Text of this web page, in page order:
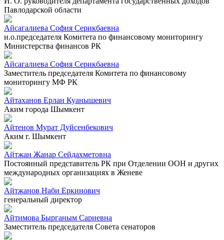
Павлодарской области
Айсагалиева София Серикбаевна
и.о.председателя Комитета по финансовому мониторингу
Министерства финансов РК
Айсагалиева София Серикбаевна
Заместитель председателя Комитета по финансовому
мониторингу МФ РК
Айтаханов Ерлан Куанышевич
Аким города Шымкент
Айтенов Мурат Дуйсенбекович
Аким г. Шымкент
Айтжан Жанар Сейдахметовна
Постоянный представитель РК при Отделении ООН и других
международных организациях в Женеве
Айтжанов Наби Еркинович
генеральный директор
Айтимова Бырганым Сариевна
Заместитель председателя Совета сенаторов